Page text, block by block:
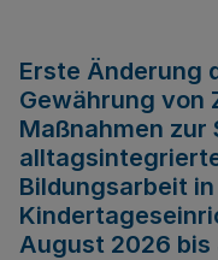
Erste Änderung
Gewährung von
Maßnahmen zur
Bildungsarbeit in
August 2026 bis